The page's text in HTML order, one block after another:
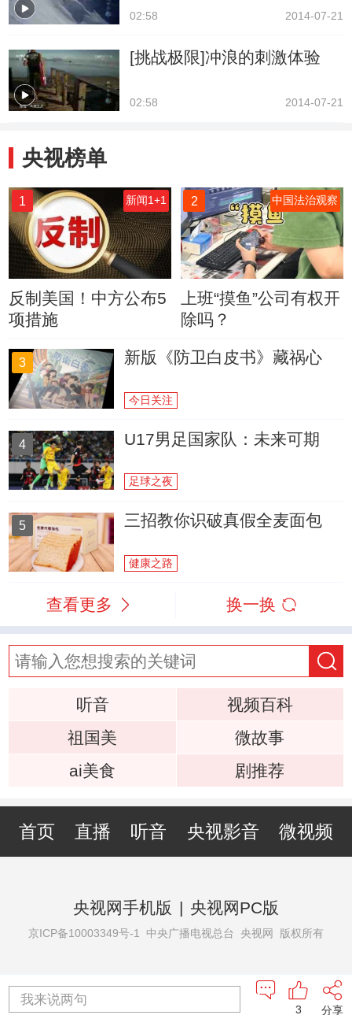
02:58 2014-07-21
[挑战极限]冲浪的刺激体验
02:58 2014-07-21
央视榜单
1 新闻1+1
反制美国！中方公布5
项措施
2 中国法治观察
上班“摸鱼”公司有权开
除吗？
3 新版《防卫白皮书》藏祸心
今日关注
4 U17男足国家队：未来可期
足球之夜
5 三招教你识破真假全麦面包
健康之路
查看更多 换一换
听音
视频百科
祖国美
微故事
ai美食
剧推荐
首页 直播 听音 央视影音 微视频
央视网手机版 | 央视网PC版
京ICP备10003349号-1 中央广播电视总台 央视网 版权所有
我来说两句
分享
3